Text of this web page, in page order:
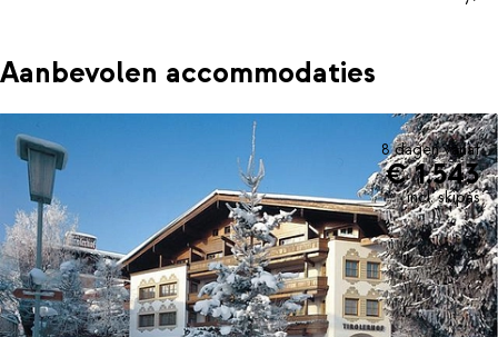
Aanbevolen accommodaties
8 dagen vanaf
€ 1.543
incl. skipas